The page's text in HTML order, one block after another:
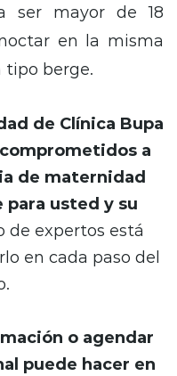
ser mayor de 18
en la misma
tipo berge.
de Clínica Bupa
a
de maternidad
usted y su
de expertos está
en cada paso del
o agendar
puede hacer en